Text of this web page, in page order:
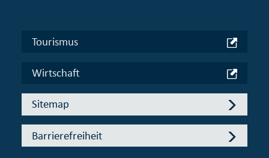
Tourismus
Wirtschaft
Sitemap
Barrierefreiheit